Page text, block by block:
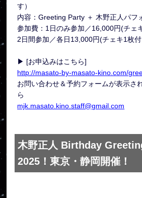
す）
内容：Greeting Party ＋ 木野正人パフ
参加費：1日のみ参加／16,000円(チェ
2日間参加／各日13,000円(チェキ1枚
▶ [お申込みはこちら]
http://masato-by-masato-kino.com/
お問い合わせ＆予約フォームが表示さ
ら
mjk.masato.kino.staff@gmail.com
木野正人 Birthday
2025！東京・静岡開催！